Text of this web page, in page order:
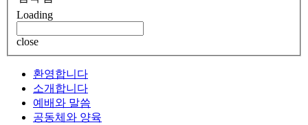
Loading
close
환영합니다
소개합니다
예배와 말씀
공동체와 양육